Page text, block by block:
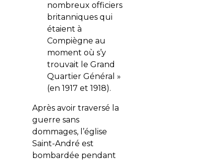
nombreux officiers
britanniques qui
étaient à
Compiègne au
moment où s’y
trouvait le Grand
Quartier Général »
(en 1917 et 1918).
Après avoir traversé la
guerre sans
dommages, l’église
Saint-André est
bombardée pendant